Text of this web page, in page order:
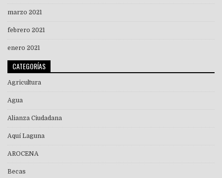
marzo 2021
febrero 2021
enero 2021
CATEGORÍAS
Agricultura
Agua
Alianza Ciudadana
Aquí Laguna
AROCENA
Becas